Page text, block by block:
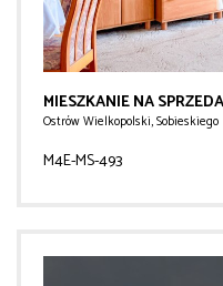
MIESZKANIE NA
Ostrów Wielkopolski, Sobieskiego
M4E-MS-493